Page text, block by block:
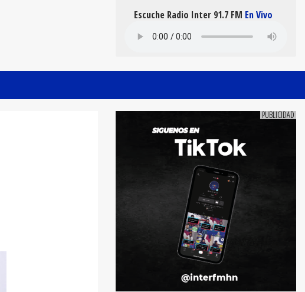
Escuche Radio Inter 91.7 FM En Vivo